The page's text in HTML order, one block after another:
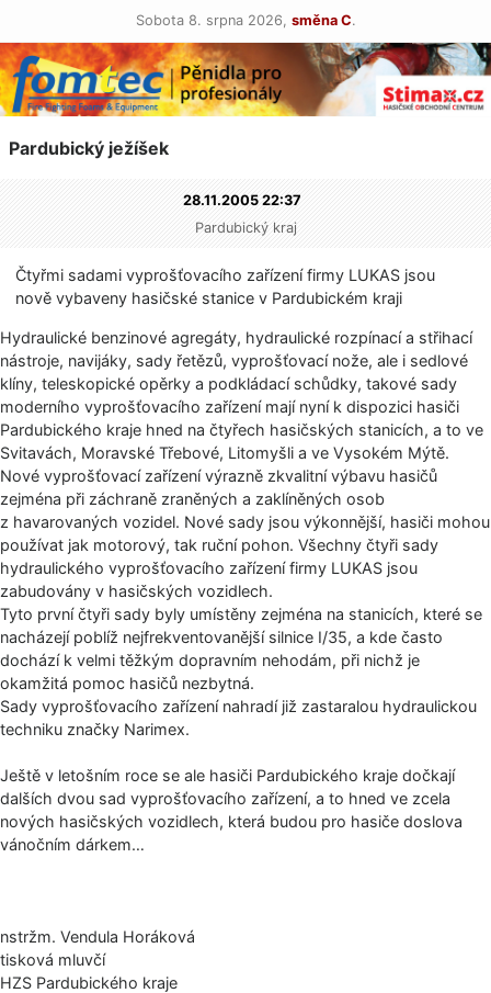
Sobota 8. srpna 2026, směna C.
Pardubický ježíšek
28.11.2005 22:37
Pardubický kraj
Čtyřmi sadami vyprošťovacího zařízení firmy LUKAS jsou
nově vybaveny hasičské stanice v Pardubickém kraji
Hydraulické benzinové agregáty, hydraulické rozpínací a střihací
nástroje, navijáky, sady řetězů, vyprošťovací nože, ale i sedlové
klíny, teleskopické opěrky a podkládací schůdky, takové sady
moderního vyprošťovacího zařízení mají nyní k dispozici hasiči
Pardubického kraje hned na čtyřech hasičských stanicích, a to ve
Svitavách, Moravské Třebové, Litomyšli a ve Vysokém Mýtě.
Nové vyprošťovací zařízení výrazně zkvalitní výbavu hasičů
zejména při záchraně zraněných a zaklíněných osob
z havarovaných vozidel. Nové sady jsou výkonnější, hasiči mohou
používat jak motorový, tak ruční pohon. Všechny čtyři sady
hydraulického vyprošťovacího zařízení firmy LUKAS jsou
zabudovány v hasičských vozidlech.
Tyto první čtyři sady byly umístěny zejména na stanicích, které se
nacházejí poblíž nejfrekventovanější silnice I/35, a kde často
dochází k velmi těžkým dopravním nehodám, při nichž je
okamžitá pomoc hasičů nezbytná.
Sady vyprošťovacího zařízení nahradí již zastaralou hydraulickou
techniku značky Narimex.
Ještě v letošním roce se ale hasiči Pardubického kraje dočkají
dalších dvou sad vyprošťovacího zařízení, a to hned ve zcela
nových hasičských vozidlech, která budou pro hasiče doslova
vánočním dárkem…
nstržm. Vendula Horáková
tisková mluvčí
HZS Pardubického kraje